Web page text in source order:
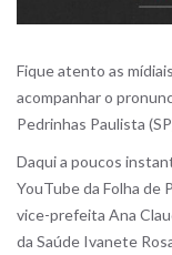
Fique atento as
acompanhar o
Pedrinhas Paulista
Daqui a poucos
YouTube da Folha de
vice-prefeita Ana
da Saúde Ivanete